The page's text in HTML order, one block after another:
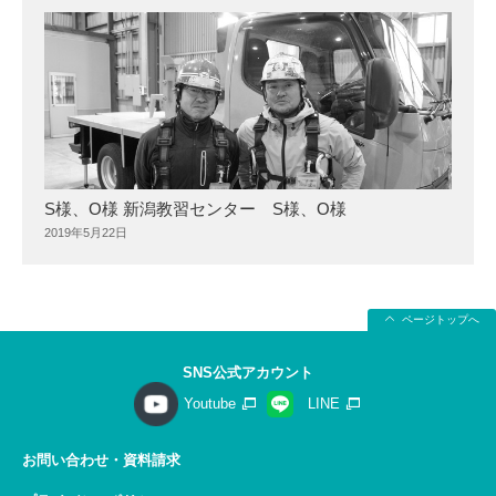
S様、O様 新潟教習センター S様、O様
2019年5月22日
ページトップへ
SNS公式アカウント
Youtube
LINE
お問い合わせ・資料請求